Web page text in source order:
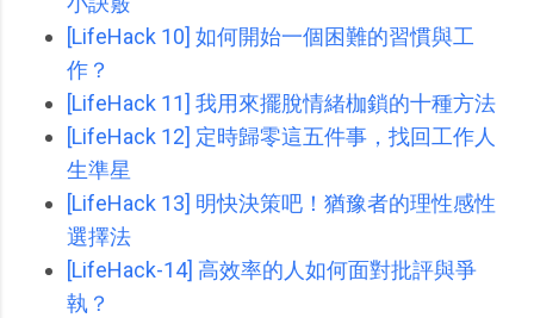
[LifeHack 10] 如何開始一個困難的習慣與工
作？
[LifeHack 11] 我用來擺脫情緒枷鎖的十種方法
[LifeHack 12] 定時歸零這五件事，找回工作人
生準星
[LifeHack 13] 明快決策吧！猶豫者的理性感性
選擇法
[LifeHack-14] 高效率的人如何面對批評與爭
執？